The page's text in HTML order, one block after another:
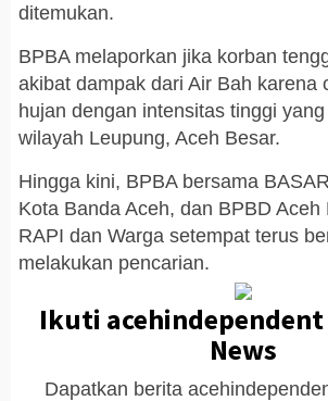
ditemukan.
BPBA melaporkan jika korban
akibat dampak dari Air Bah karena
hujan dengan intensitas tinggi
wilayah Leupung, Aceh Besar.
Hingga kini, BPBA bersama
Kota Banda Aceh, dan BPBD Aceh
RAPI dan Warga setempat terus
melakukan pencarian.
Ikuti acehindependent
News
Dapatkan berita